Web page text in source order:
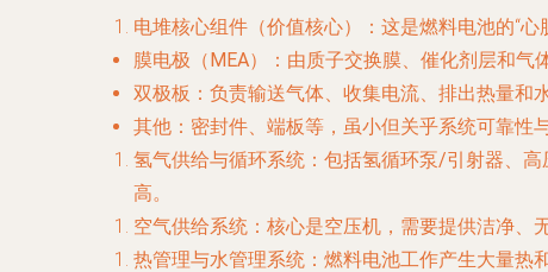
电堆核心组件（价值核心）
：这是燃料电池的“
膜电极（MEA）
：由质子交换膜、催化剂层和气
双极板 ：负责输送气体、收集电流、排出热量和
其他 ：密封件、端板等，虽小但关乎系统可靠性
氢气供给与循环系统 ：包括氢循环泵/引射器、 高
高。
空气供给系统 ：核心是空压机 ，需要提供洁净、
热管理与水管理系统 ：燃料电池工作产生大量热